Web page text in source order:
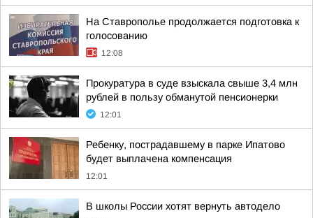
На Ставрополье продолжается подготовка к
голосованию
12:08
Прокуратура в суде взыскала свыше 3,4 млн
рублей в пользу обманутой пенсионерки
12:01
Ребенку, пострадавшему в парке Ипатово
будет выплачена компенсация
12:01
В школы России хотят вернуть автодело